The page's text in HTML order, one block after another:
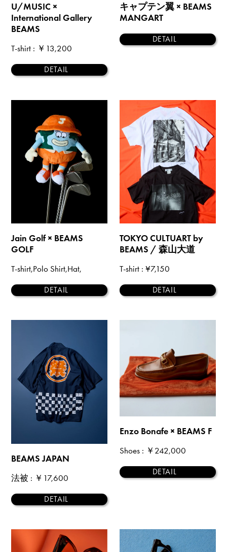
U/MUSIC ×
International Gallery
BEAMS
T-shirt : ￥13,200
DETAIL
キャプテン翼 × BEAMS
MANGART
DETAIL
Jain Golf × BEAMS
GOLF
T-shirt,Polo Shirt,Hat,
DETAIL
TOKYO CULTUART by
BEAMS / 森山大道
T-shirt: ¥7,150
DETAIL
BEAMS JAPAN
法被 : ￥17,600
DETAIL
Enzo Bonafe × BEAMS F
Shoes: ￥242,000
DETAIL